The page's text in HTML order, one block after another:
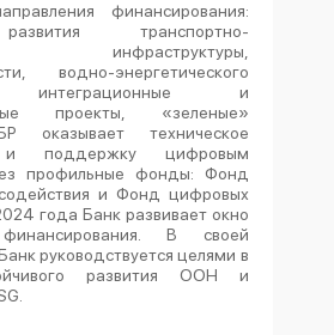
финансирования:
транспортно-
инфраструктуры,
водно-энергетического
интеграционные и
проекты, «зеленые»
оказывает техническое
и поддержку цифровым
профильные фонды: Фонд
содействия и Фонд цифровых
года Банк развивает окно
В своей
руководствуется целями в
развития ООН и